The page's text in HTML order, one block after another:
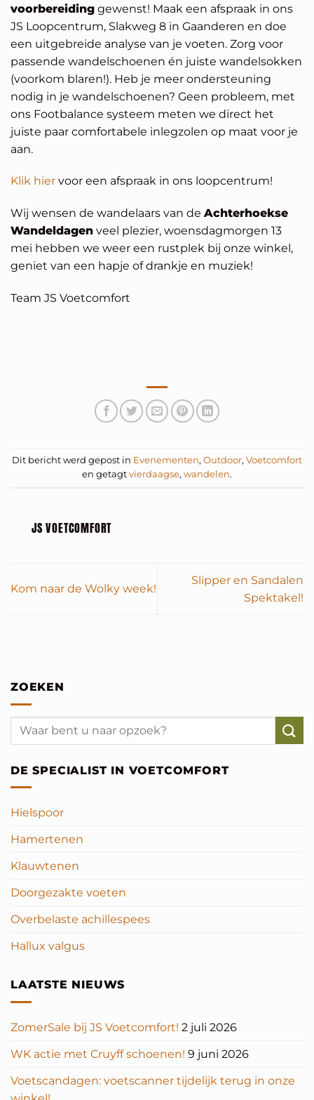
voorbereiding gewenst! Maak een afspraak in ons
JS Loopcentrum, Slakweg 8 in Gaanderen en doe
een uitgebreide analyse van je voeten. Zorg voor
passende wandelschoenen én juiste wandelsokken
(voorkom blaren!). Heb je meer ondersteuning
nodig in je wandelschoenen? Geen probleem, met
ons Footbalance systeem meten we direct het
juiste paar comfortabele inlegzolen op maat voor je
aan.
Klik hier voor een afspraak in ons loopcentrum!
Wij wensen de wandelaars van de Achterhoekse
Wandeldagen veel plezier, woensdagmorgen 13
mei hebben we weer een rustplek bij onze winkel,
geniet van een hapje of drankje en muziek!
Team JS Voetcomfort
Dit bericht werd gepost in Evenementen, Outdoor, Voetcomfort
en getagt vierdaagse, wandelen.
JS VOETCOMFORT
Kom naar de Wolky week!
Slipper en Sandalen
Spektakel!
ZOEKEN
DE SPECIALIST IN VOETCOMFORT
Hielspoor
Hamertenen
Klauwtenen
Doorgezakte voeten
Overbelaste achillespees
Hallux valgus
LAATSTE NIEUWS
ZomerSale bij JS Voetcomfort! 2 juli 2026
WK actie met Cruyff schoenen! 9 juni 2026
Voetscandagen: voetscanner tijdelijk terug in onze